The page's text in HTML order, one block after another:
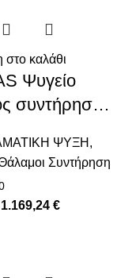
καλάθι
Ψυγείο
συντήρηση
ΨΥΞΗ ,
Συντήρηση
1.169,24 €